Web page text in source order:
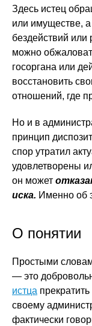
Здесь истец
или имуществе,
бездействий
можно
госоргана или
восстановить
отношений, где
Но и в
принцип
спор утратил
удовлетворены
он может
иска. Именно об
О понятии
Простыми
— это
истца
своему
фактически